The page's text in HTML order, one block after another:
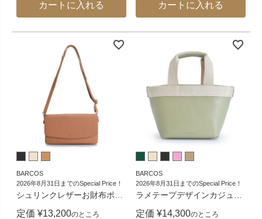
カートに入れる カートに入れる
BARCOS
2026年8月31日までのSpecial Price！
シュリンクレザーお財布ポ
定価 ¥13,200のところ
BARCOS
2026年8月31日までのSpecial Price！
ラメテープデザインカジュ
定価 ¥14,300のところ